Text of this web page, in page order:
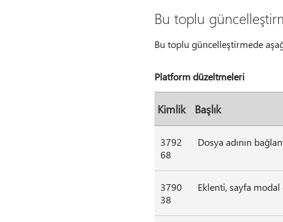
Bu toplu
Bu toplu güncelleştirmede
Platform düzeltmeleri
Kimlik Başlık
3792
68
Dosya adının
3790
38
Eklenti, sayfa modal